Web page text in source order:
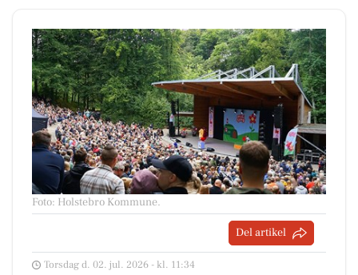
Foto: Holstebro Kommune.
Del artikel
Torsdag d. 02. jul. 2026 - kl. 11:34